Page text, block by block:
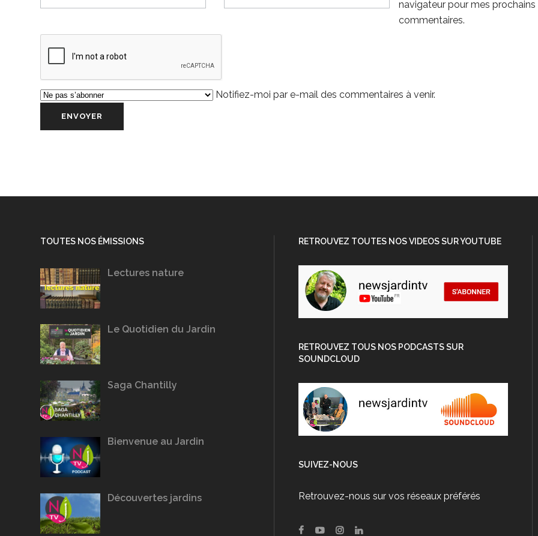
navigateur pour mes prochains
commentaires.
Notifiez-moi par e-mail des commentaires à venir.
TOUTES NOS ÉMISSIONS
Lectures nature
Le Quotidien du Jardin
Saga Chantilly
Bienvenue au Jardin
Découvertes jardins
RETROUVEZ TOUTES NOS VIDEOS SUR YOUTUBE
RETROUVEZ TOUS NOS PODCASTS SUR
SOUNDCLOUD
SUIVEZ-NOUS
Retrouvez-nous sur vos réseaux préférés